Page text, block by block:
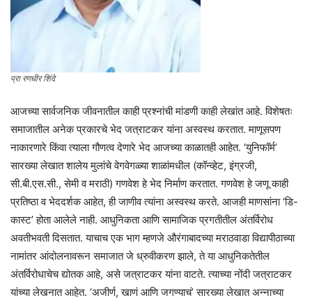
प्रा रणधीर शिंदे
आजच्या सार्वजनिक जीवनातील काही प्रश्नांची मांडणी काही लेखांत आहे. विशेषतः
समाजातील अनेक प्रकारचे भेद जत्राटकर यांना अस्वस्थ करतात. माणूसपण
नाकारणारे किंवा त्याला गौणत्व देणारे भेद आजच्या काळातही आहेत. ‘युनिफॉर्म’
सारख्या लेखात शालेय मुलांचे वेगवेगळ्या शाळांमधील (कॉन्व्हेट, इंग्रजी,
सी.बी.एस.सी., सेमी व मराठी) गणवेश हे भेद निर्माण करतात. गणवेश हे जणू काही
प्रतिष्ठा व भेददर्शक आहेत, ही जाणीव त्यांना अस्वस्थ करते. आजही माणसांना ‘डि-
कास्ट’ होता आलेले नाही. आधुनिकता आणि सामाजिक प्रगतीतील अंतर्विरोध
अवतीभवती दिसतात. याचाच एक भाग म्हणजे औरंगाबादच्या मराठवाडा विद्यापीठाच्या
नामांतर आंदोलनावरून समाजात जे ध्रुवीकरण झाले, ते या आधुनिकतेतील
अंतर्विरोधाचेच द्योतक आहे, असे जत्राटकर यांना वाटते. त्याच्या नोंदी जत्राटकर
यांच्या लेखनात आहेत. ‘अजीर्ण, खाणं आणि जगण्याचं’ सारख्या लेखात अन्नाच्या